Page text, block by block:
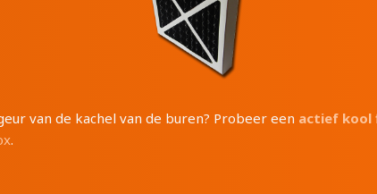
van de kachel van de buren? Probeer een actief
.